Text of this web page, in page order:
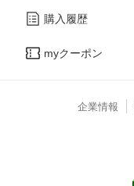
購入履歴
myクーポン
企業情報